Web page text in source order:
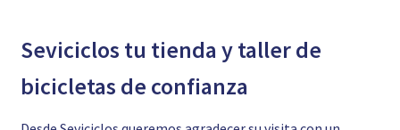
Seviciclos tu tienda y taller de
bicicletas de confianza